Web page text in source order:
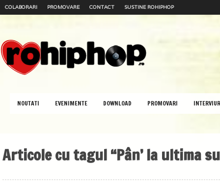
COLABORARI PROMOVARE CONTACT SUSTINE ROHIPHOP
NOUTATI EVENIMENTE DOWNLOAD PROMOVARI
Articole cu tagul “Pân’ la ultima